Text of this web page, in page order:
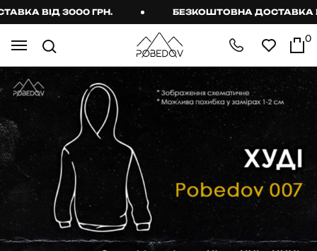
ВІД 3000 ГРН. БЕЗКОШТОВНА ДОСТАВКА
0